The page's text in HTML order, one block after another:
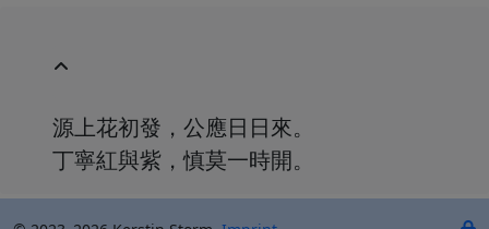
源上花初發，公應日日來。
丁寧紅與紫，慎莫一時開。